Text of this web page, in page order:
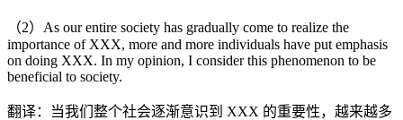
（2）As our entire society has gradually come to realize the
importance of XXX, more and more individuals have put emphasis
on doing XXX. In my opinion, I consider this phenomenon to be
beneficial to society.
翻译：当我们整个社会逐渐意识到 XXX 的重要性，越来越多